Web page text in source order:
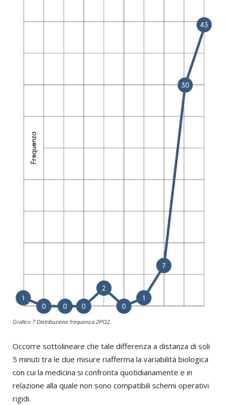
Grafico 7 Distribuzione frequenza 2PO2.
Occorre sottolineare che tale differenza a distanza di soli
5 minuti tra le due misure riafferma la variabilità biologica
con cui la medicina si confronta quotidianamente e in
relazione alla quale non sono compatibili schemi operativi
rigidi.